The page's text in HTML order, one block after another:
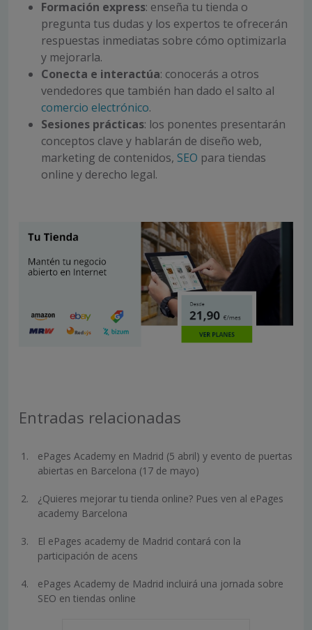
Formación express: enseña tu tienda o
pregunta tus dudas y los expertos te ofrecerán
respuestas inmediatas sobre cómo optimizarla
y mejorarla.
Conecta e interactúa: conocerás a otros
vendedores que también han dado el salto al
comercio electrónico.
Sesiones prácticas: los ponentes presentarán
conceptos clave y hablarán de diseño web,
marketing de contenidos, SEO para tiendas
online y derecho legal.
Entradas relacionadas
ePages Academy en Madrid (5 abril) y evento de puertas
abiertas en Barcelona (17 de mayo)
¿Quieres mejorar tu tienda online? Pues ven al ePages
academy Barcelona
El ePages academy de Madrid contará con la
participación de acens
ePages Academy de Madrid incluirá una jornada sobre
SEO en tiendas online